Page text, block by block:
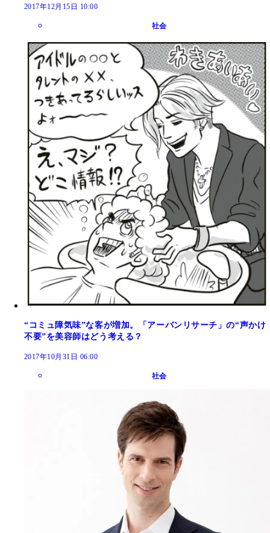
2017年12月15日 10:00
社会
“コミュ障気味”な客が増加。「アーバンリサーチ」の“声かけ
不要”を美容師はどう考える？
2017年10月31日 06:00
社会